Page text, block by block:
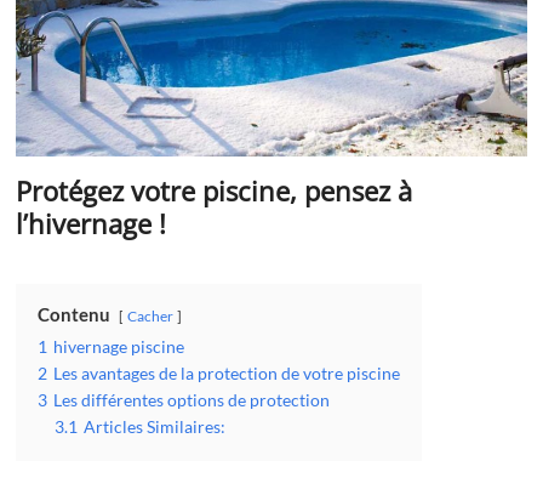
Protégez votre piscine, pensez à
l’hivernage !
Contenu Cacher
1 hivernage piscine
2 Les avantages de la protection de votre piscine
3 Les différentes options de protection
3.1 Articles Similaires: